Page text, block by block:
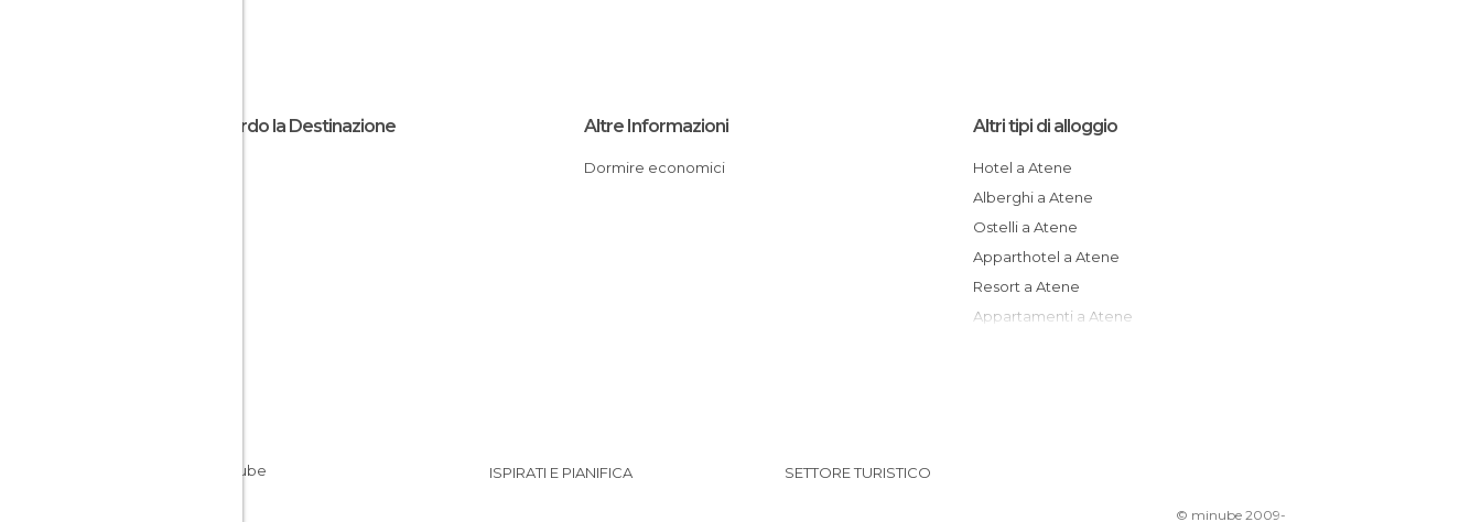
Riguardo la Destinazione Altre Informazioni
Dormire economici
Altri tipi di alloggio
Hotel a Atene
Alberghi a Atene
Ostelli a Atene
Apparthotel a Atene
Resort a Atene
Appartamenti a Atene
ISPIRATI E PIANIFICA SETTORE TURISTICO
© minube 2009-